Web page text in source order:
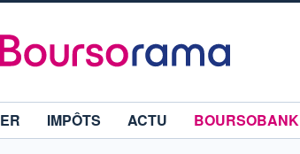
IMPÔTS ACTU
BOURSOBANK